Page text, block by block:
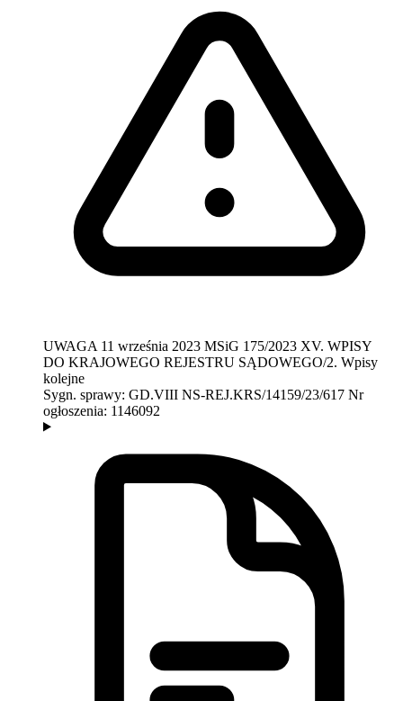
UWAGA 11 września 2023 MSiG 175/2023 XV. WPISY
DO KRAJOWEGO REJESTRU SĄDOWEGO/2. Wpisy
kolejne
Sygn. sprawy: GD.VIII NS-REJ.KRS/14159/23/617 Nr
ogłoszenia: 1146092